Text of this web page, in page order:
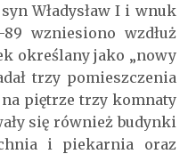
Władysław I i wnuk
wzniesiono wzdłuż
określany jako „nowy
trzy pomieszczenia
piętrze trzy komnaty
się również budynki
i piekarnia oraz